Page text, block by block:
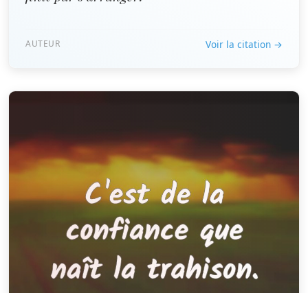
AUTEUR Voir la citation →